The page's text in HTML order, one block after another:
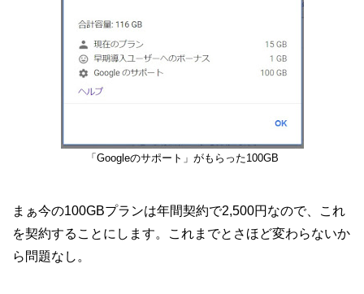
「Googleのサポート」がもらった100GB
まぁ今の100GBプランは年間契約で2,500円なので、これ
を契約することにします。これまでとさほど変わらないか
ら問題なし。